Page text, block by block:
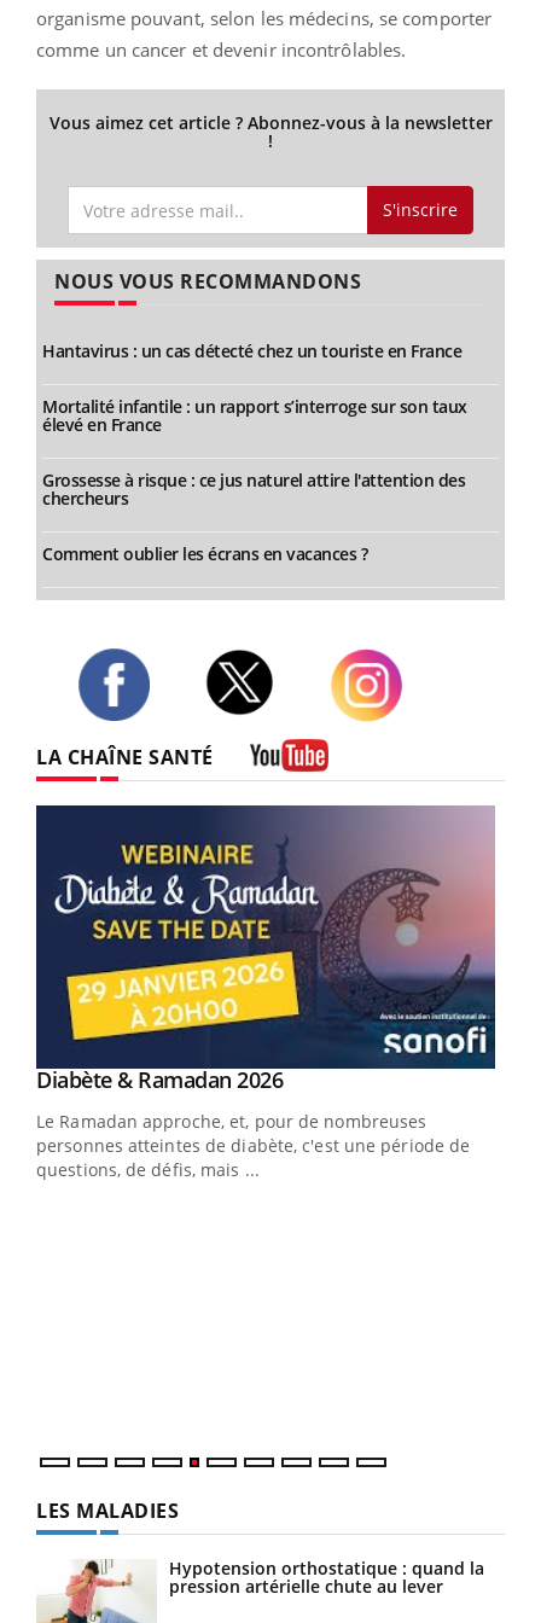
organisme pouvant, selon les médecins, se comporter
comme un cancer et devenir incontrôlables.
Vous aimez cet article ? Abonnez-vous à la newsletter
!
S'inscrire
NOUS VOUS RECOMMANDONS
Hantavirus : un cas détecté chez un touriste en France
Mortalité infantile : un rapport s’interroge sur son taux
élevé en France
Grossesse à risque : ce jus naturel attire l'attention des
chercheurs
Comment oublier les écrans en vacances ?